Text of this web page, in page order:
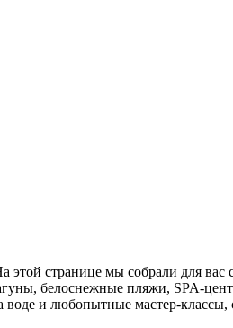
странице мы собрали для
белоснежные пляжи, SPA-
воде и любопытные мастер-